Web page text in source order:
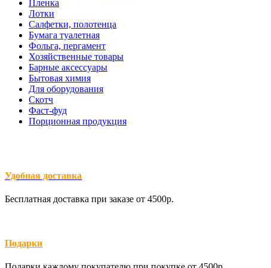
Пленка
Лотки
Салфетки, полотенца
Бумага туалетная
Фольга, пергамент
Хозяйственные товары
Барные аксессуары
Бытовая химия
Для оборудования
Скотч
Фаст-фуд
Порционная продукция
Удобная доставка
Бесплатная доставка при заказе от 4500р.
Подарки